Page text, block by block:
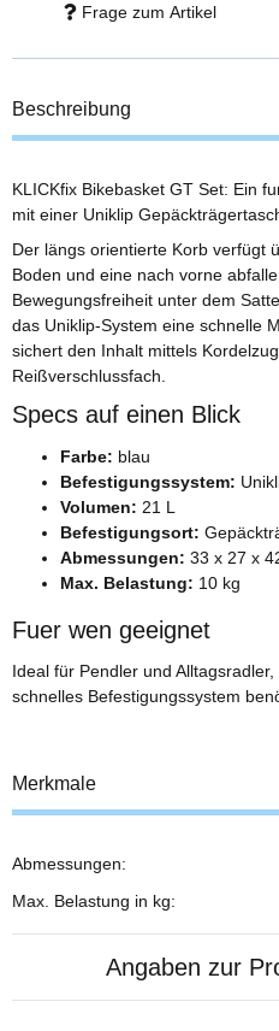
Frage zum Artikel
Beschreibung
KLICKfix Bikebasket GT Set: Ein
mit einer Uniklip
Der längs orientierte Korb verfügt
Boden und eine nach vorne
Bewegungsfreiheit unter dem
das Uniklip-System eine schnelle
sichert den Inhalt mittels
Reißverschlussfach.
Specs auf einen Blick
Farbe: blau
Befestigungssystem:
Volumen: 21 L
Befestigungsort:
Abmessungen: 33 x 27 x
Max. Belastung: 10 kg
Fuer wen geeignet
Ideal für Pendler und
schnelles Befestigungssystem
Merkmale
Abmessungen:
Max. Belastung in kg:
Angaben zur